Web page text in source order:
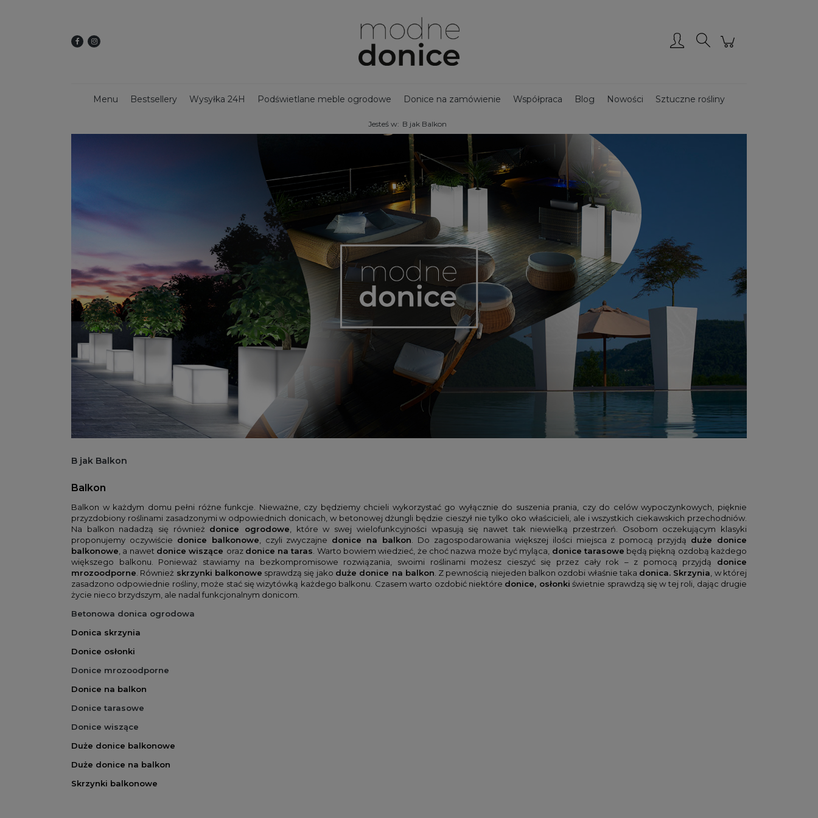
Menu Bestsellery Wysyłka 24H Podświetlane meble ogrodowe Donice na zamówienie Współpraca Blog Nowości Sztuczne rośliny
Dekoracje świąteczne Kwietniki Dekoracyjny zbiornik na deszczówkę Bestsellery - Donice ogrodowe Donice ze stali CORTEN Donice drewniane
Donice na taras Ozdoby ogrodowe Duże donice Nowości Donice podświetlane Donice ogrodowe
Jesteś w: B jak Balkon
B jak Balkon
Balkon
Balkon w każdym domu pełni różne funkcje. Nieważne, czy będziemy chcieli wykorzystać go wyłącznie do suszenia prania, czy do celów wypoczynkowych, pięknie
przyzdobiony roślinami zasadzonymi w odpowiednich donicach, w betonowej dżungli będzie cieszył nie tylko oko właścicieli, ale i wszystkich ciekawskich przechodniów.
Na balkon nadadzą się również donice ogrodowe , które w swej wielofunkcyjności wpasują się nawet tak niewielką przestrzeń. Osobom oczekującym klasyki
proponujemy oczywiście donice balkonowe , czyli zwyczajne donice na balkon . Do zagospodarowania większej ilości miejsca z pomocą przyjdą duże donice
balkonowe , a nawet donice wiszące oraz donice na taras . Warto bowiem wiedzieć, że choć nazwa może być myląca, donice tarasowe będą piękną ozdobą każdego
większego balkonu. Ponieważ stawiamy na bezkompromisowe rozwiązania, swoimi roślinami możesz cieszyć się przez cały rok – z pomocą przyjdą donice
mrozoodporne . Również skrzynki balkonowe sprawdzą się jako duże donice na balkon . Z pewnością niejeden balkon ozdobi właśnie taka donica. Skrzynia , w której
zasadzono odpowiednie rośliny, może stać się wizytówką każdego balkonu. Czasem warto ozdobić niektóre donice, osłonki świetnie sprawdzą się w tej roli, dając drugie
życie nieco brzydszym, ale nadal funkcjonalnym donicom.
Betonowa donica ogrodowa
Donica skrzynia
Donice osłonki
Donice mrozoodporne
Donice na balkon
Donice tarasowe
Donice wiszące
Duże donice balkonowe
Duże donice na balkon
Skrzynki balkonowe